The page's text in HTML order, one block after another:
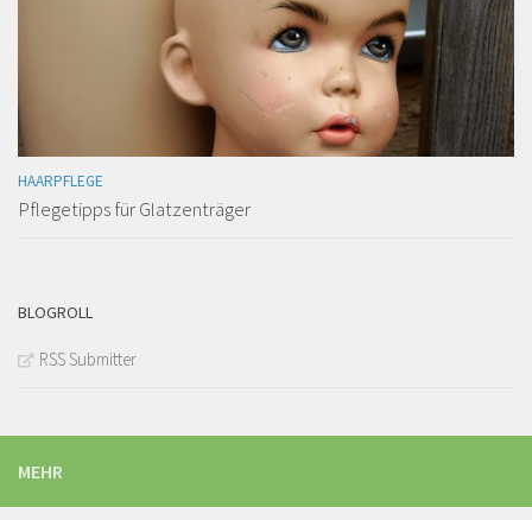
HAARPFLEGE
Pflegetipps für Glatzenträger
BLOGROLL
RSS Submitter
MEHR